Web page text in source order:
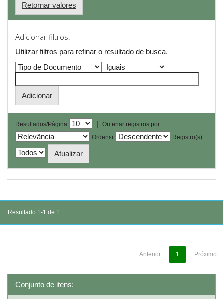
Retornar valores
Adicionar filtros:
Utilizar filtros para refinar o resultado de busca.
Resultados/Página |
Ordenar registros por
Ordenar
Registro(s)
Resultado 1-1 de 1.
Anterior 1 Próximo
Conjunto de itens: